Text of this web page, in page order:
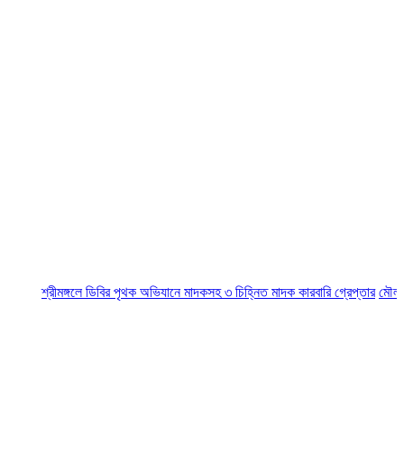
শ্রীমঙ্গলে ডিবির পৃথক অভিযানে মাদকসহ ৩ চিহ্নিত মাদক কারবারি গ্রেপ্তার